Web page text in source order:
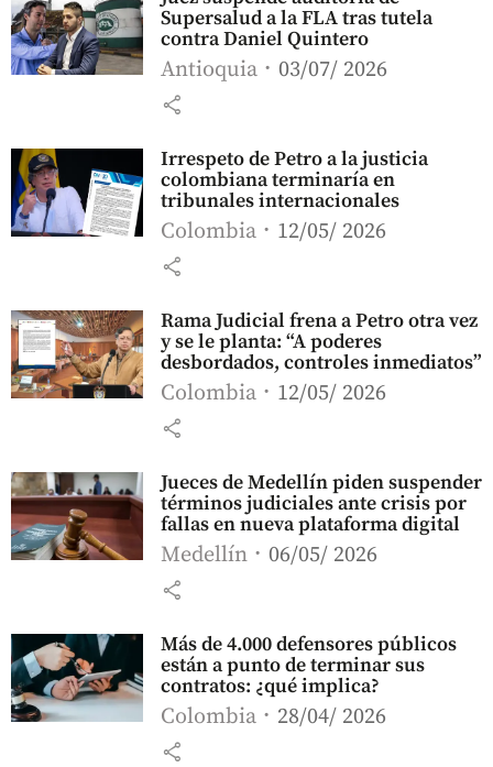
Supersalud a la FLA tras tutela
contra Daniel Quintero
Antioquia 03/07/ 2026
share
Irrespeto de Petro a la justicia
colombiana terminaría en
tribunales internacionales
Colombia 12/05/ 2026
share
Rama Judicial frena a Petro otra vez
y se le planta: “A poderes
desbordados, controles inmediatos”
Colombia 12/05/ 2026
share
Jueces de Medellín piden suspender
términos judiciales ante crisis por
fallas en nueva plataforma digital
Medellín 06/05/ 2026
share
Más de 4.000 defensores públicos
están a punto de terminar sus
contratos: ¿qué implica?
Colombia 28/04/ 2026
share